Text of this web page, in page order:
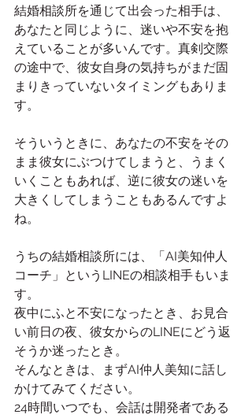
結婚相談所を通じて出会った相手は、
あなたと同じように、迷いや不安を抱
えていることが多いんです。真剣交際
の途中で、彼女自身の気持ちがまだ固
まりきっていないタイミングもありま
す。
そういうときに、あなたの不安をその
まま彼女にぶつけてしまうと、うまく
いくこともあれば、逆に彼女の迷いを
大きくしてしまうこともあるんですよ
ね。
うちの結婚相談所には、「AI美知仲人
コーチ」というLINEの相談相手もいま
す。
夜中にふと不安になったとき、お見合
い前日の夜、彼女からのLINEにどう返
そうか迷ったとき。
そんなときは、まずAI仲人美知に話し
かけてみてください。
24時間いつでも、会話は開発者である